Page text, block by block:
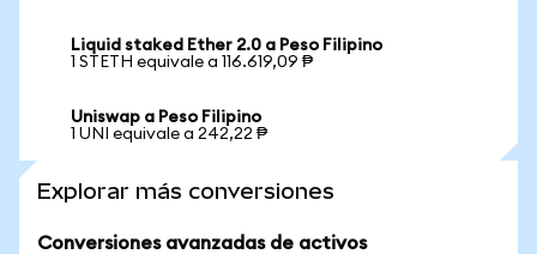
Liquid staked Ether 2.0 a Peso Filipino
1 STETH equivale a 116.619,09 ₱
Uniswap a Peso Filipino
1 UNI equivale a 242,22 ₱
Explorar más conversiones
Conversiones avanzadas de activos